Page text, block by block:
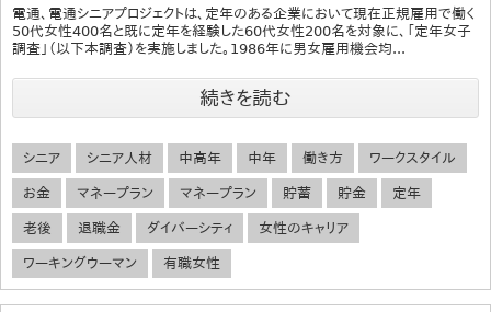
電通、電通シニアプロジェクトは、定年のある企業において現在正規雇用で働く
50代女性400名と既に定年を経験した60代女性200名を対象に、「定年女子
調査」（以下本調査）を実施しました。1986年に男女雇用機会均...
続きを読む
シニア シニア人材 中高年 中年 働き方 ワークスタイル
お金 マネープラン マネープラン 貯蓄 貯金 定年
老後 退職金 ダイバーシティ 女性のキャリア
ワーキングウーマン 有職女性